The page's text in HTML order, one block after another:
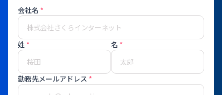
会社名 *
姓 * 名 *
勤務先メールアドレス *